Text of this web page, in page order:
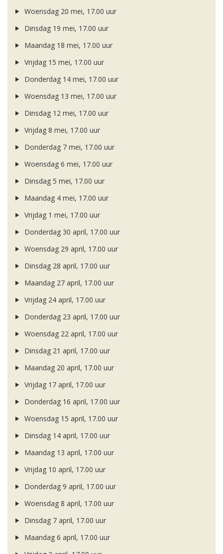
Woensdag 20 mei, 17.00 uur
Dinsdag 19 mei, 17.00 uur
Maandag 18 mei, 17.00 uur
Vrijdag 15 mei, 17.00 uur
Donderdag 14 mei, 17.00 uur
Woensdag 13 mei, 17.00 uur
Dinsdag 12 mei, 17.00 uur
Vrijdag 8 mei, 17.00 uur
Donderdag 7 mei, 17.00 uur
Woensdag 6 mei, 17.00 uur
Dinsdag 5 mei, 17.00 uur
Maandag 4 mei, 17.00 uur
Vrijdag 1 mei, 17.00 uur
Donderdag 30 april, 17.00 uur
Woensdag 29 april, 17.00 uur
Dinsdag 28 april, 17.00 uur
Maandag 27 april, 17.00 uur
Vrijdag 24 april, 17.00 uur
Donderdag 23 april, 17.00 uur
Woensdag 22 april, 17.00 uur
Dinsdag 21 april, 17.00 uur
Maandag 20 april, 17.00 uur
Vrijdag 17 april, 17.00 uur
Donderdag 16 april, 17.00 uur
Woensdag 15 april, 17.00 uur
Dinsdag 14 april, 17.00 uur
Maandag 13 april, 17.00 uur
Vrijdag 10 april, 17.00 uur
Donderdag 9 april, 17.00 uur
Woensdag 8 april, 17.00 uur
Dinsdag 7 april, 17.00 uur
Maandag 6 april, 17.00 uur